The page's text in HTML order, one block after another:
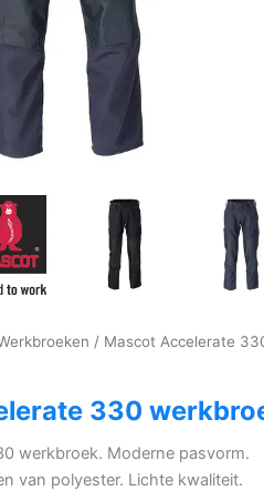
/ Mascot Accelerate
330
werkbroek. Moderne pasvorm.
van polyester. Lichte kwaliteit.